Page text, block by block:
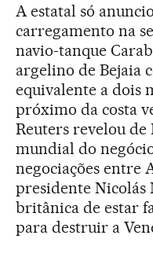
A estatal só
carregamento na
navio-tanque
argelino de Bejaia
equivalente a dois
próximo da costa
Reuters revelou
mundial do
negociações entre
presidente Nicolás
britânica de estar
para destruir a